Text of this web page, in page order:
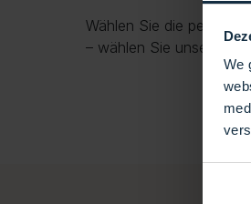
We
Wählen Sie die perfekte
– wählen Sie unsere